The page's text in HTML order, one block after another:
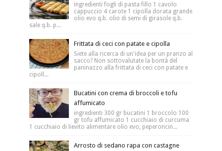
ingredienti fogli di pasta fillo 1 cavolo
cappuccio 4 carote 1 cipolla dorata grande
olio evo q.b. olio di semi di girasole q.b.
sale q.b. p...
Frittata di ceci con patate e cipolla
Siete alla ricerca di un'idea per un pranzo al
sacco? Non sottovalutate la bontà del
paninazzo alla frittata di ceci con patate e
cipoll...
Bucatini con crema di broccoli e tofu
affumicato
ingredienti 300 gr bucatini 1 broccolo 100
gr tofu affumicato 1 cucchiaio di curcuma
1 cucchiaio di lievito alimentare olio evo, peperoncin...
Arrosto di sedano rapa con castagne